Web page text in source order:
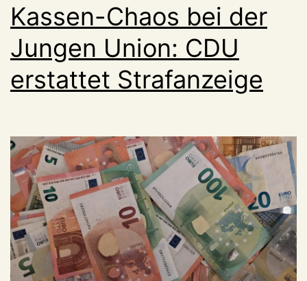
Kassen-Chaos bei der
Jungen Union: CDU
erstattet Strafanzeige